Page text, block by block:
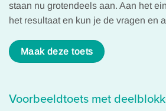
staan nu grotendeels aan. Aan het
het resultaat en kun je de vragen en
Maak deze toets
Voorbeeldtoets met